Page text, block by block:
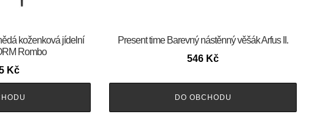
koženková jídelní
Rombo
Kč
Present time Barevný nástěnný věšák Arfus II.
546 Kč
DO OBCHODU